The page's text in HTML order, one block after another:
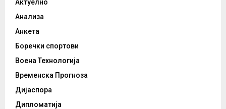
Актуелно
Анализа
Анкета
Боречки спортови
Воена Технологија
Временска Прогноза
Дијаспора
Дипломатија